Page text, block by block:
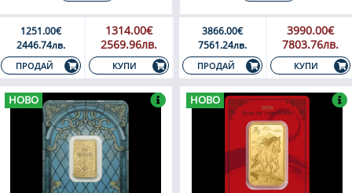
1251.00€
2446.74лв.
ПРОДАЙ
1314.00€
2569.96лв.
КУПИ
3866.00€
7561.24лв.
ПРОДАЙ
3990.00€
7803.76лв.
КУПИ
НОВО НОВО